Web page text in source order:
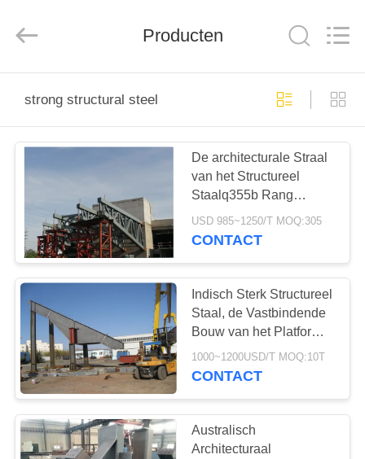
PRODUCTEN
VR
SHOW
OVER
ONS
FABRIEKSTOUR
Fabrication
Producten
strong structural steel
De architecturale Straal
van het Structureel
Staalq355b Rang
Gebogen Staal
USD 985~1250/T MOQ:305
CONTACT
Indisch Sterk Structureel
Staal, de Vastbindende
Bouw van het Platform
Zware Staal
1000~1200USD/T MOQ:10T
CONTACT
Australisch
Architecturaal